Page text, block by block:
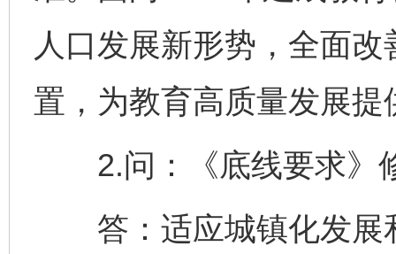
人口发展新形势，全面
置，为教育高质量发展
2.问：《底线要求》
答：适应城镇化发展